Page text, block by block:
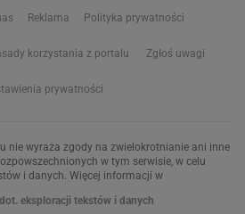
Reklama Polityka prywatności
korzystania z portalu Zgłoś uwagi
prywatności
nie wyraża zgody na zwielokrotnianie ani inne
w tym serwisie, w celu
i danych. Więcej informacji w
eksploracji tekstów i danych